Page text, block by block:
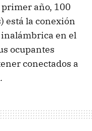
año, 100
está la conexión
inalámbrica en el
ocupantes
conectados a